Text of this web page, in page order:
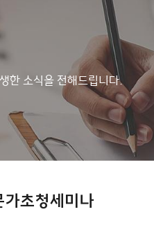
한 소식을 전해드립니다.
초청세미나